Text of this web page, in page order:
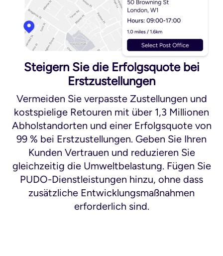
Steigern Sie die Erfolgsquote bei
Erstzustellungen
Vermeiden Sie verpasste Zustellungen und
kostspielige Retouren mit über 1,3 Millionen
Abholstandorten und einer Erfolgsquote von
99 % bei Erstzustellungen. Geben Sie Ihren
Kunden Vertrauen und reduzieren Sie
gleichzeitig die Umweltbelastung. Fügen Sie
PUDO-Dienstleistungen hinzu, ohne dass
zusätzliche Entwicklungsmaßnahmen
erforderlich sind.